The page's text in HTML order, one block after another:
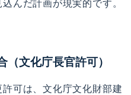
んだ計画が現実的です。
（文化庁長官許可）
可は、文化庁文化財部建